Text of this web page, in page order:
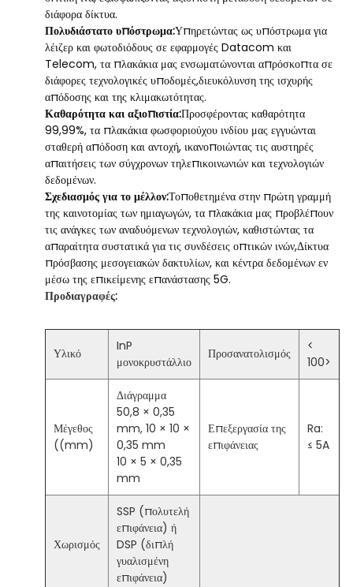
διάφορα δίκτυα.
Πολυδιάστατο υπόστρωμα:Υπηρετώντας ως υπόστρωμα για
λέιζερ και φωτοδιόδους σε εφαρμογές Datacom και
Telecom, τα πλακάκια μας ενσωματώνονται απρόσκοπτα σε
διάφορες τεχνολογικές υποδομές,διευκόλυνση της ισχυρής
απόδοσης και της κλιμακωτότητας.
Καθαρότητα και αξιοπιστία:Προσφέροντας καθαρότητα
99,99%, τα πλακάκια φωσφοριούχου ινδίου μας εγγυώνται
σταθερή απόδοση και αντοχή, ικανοποιώντας τις αυστηρές
απαιτήσεις των σύγχρονων τηλεπικοινωνιών και τεχνολογιών
δεδομένων.
Σχεδιασμός για το μέλλον:Τοποθετημένα στην πρώτη γραμμή
της καινοτομίας των ημιαγωγών, τα πλακάκια μας προβλέπουν
τις ανάγκες των αναδυόμενων τεχνολογιών, καθιστώντας τα
απαραίτητα συστατικά για τις συνδέσεις οπτικών ινών,Δίκτυα
πρόσβασης μεσογειακών δακτυλίων, και κέντρα δεδομένων εν
μέσω της επικείμενης επανάστασης 5G.
Προδιαγραφές:
Υλικό
InP
μονοκρυστάλλιο
Προσανατολισμός
<
100>
Μέγεθος
((mm)
Διάγραμμα
50,8 × 0,35
mm, 10 × 10 ×
0,35 mm
10 × 5 × 0,35
mm
Επεξεργασία της
επιφάνειας
Ra:
≤ 5A
Χωρισμός
SSP (πολυτελή
επιφάνεια) ή
DSP (διπλή
γυαλισμένη
επιφάνεια)